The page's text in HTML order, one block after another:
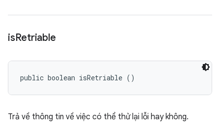
isRetriable
public boolean isRetriable ()
Trả về thông tin về việc có thể thử lại lỗi hay không.